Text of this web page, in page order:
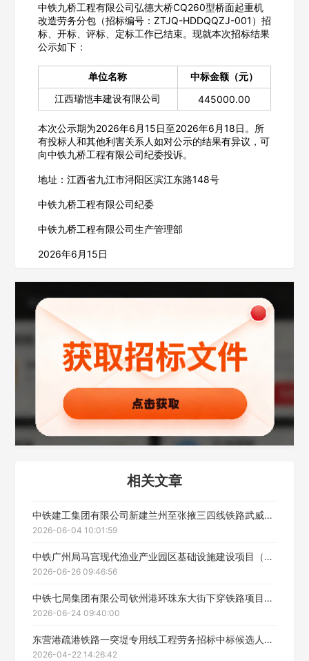
中铁九桥工程有限公司弘德大桥CQ260型桥面起重机
改造劳务分包（招标编号：ZTJQ-HDDQQZJ-001）招
标、开标、评标、定标工作已结束。现就本次招标结果
公示如下：
单位名称
中标金额（元）
江西瑞恺丰建设有限公司
445000.00
本次公示期为2026年6月15日至2026年6月18日。所
有投标人和其他利害关系人如对公示的结果有异议，可
向中铁九桥工程有限公司纪委投诉。
地址：江西省九江市浔阳区滨江东路148号
中铁九桥工程有限公司纪委
中铁九桥工程有限公司生产管理部
2026年6月15日
相关文章
中铁建工集团有限公司新建兰州至张掖三四线铁路武威至张掖段站房工程LZX-WZ-ZF标段防水工程劳务分包成交候选人公示
2026-06-04 10:01:59
中铁广州局马宫现代渔业产业园区基础设施建设项目（一期）综合施工工程劳务分包中标候选人公示
2026-06-26 09:46:56
中铁七局集团有限公司钦州港环珠东大街下穿铁路项目排水涵及边坡防护工程劳务分包施工招标中标候选人公示
2026-06-24 09:40:00
东营港疏港铁路一突堤专用线工程劳务招标中标候选人公示
2026-04-22 14:26:42
欢迎入驻供应商
公司名称
请选择省市
经办人